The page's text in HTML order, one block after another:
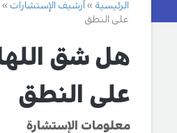
الرئيسية أرشيف الإستشارات
على النطق
هل شق
على النطق
معلومات الإستشارة